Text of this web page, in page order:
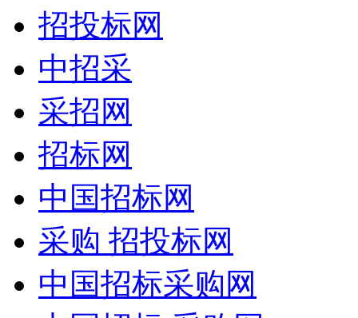
招投标网
中招采
采招网
招标网
中国招标网
采购 招投标网
中国招标采购网